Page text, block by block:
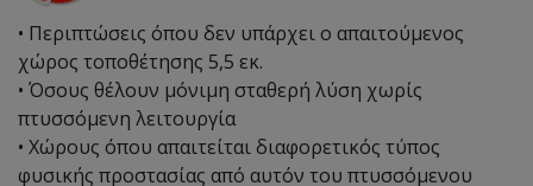
• Περιπτώσεις όπου δεν υπάρχει ο απαιτούμενος
χώρος τοποθέτησης 5,5 εκ.
• Όσους θέλουν μόνιμη σταθερή λύση χωρίς
πτυσσόμενη λειτουργία
• Χώρους όπου απαιτείται διαφορετικός τύπος
φυσικής προστασίας από αυτόν του πτυσσόμενου